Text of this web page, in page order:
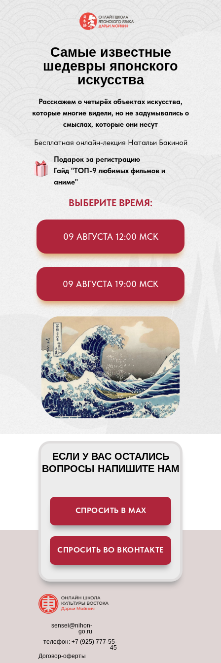
ВЫБЕРИТЕ ВРЕМЯ:
Самые известные
шедевры японского
искусства
Бесплатная онлайн-лекция Натальи Бакиной
09 АВГУСТА 12:00 МСК
Расскажем о четырёх объектах искусства,
которые многие видели, но не задумывались о
смыслах, которые они несут
Подарок за регистрацию
Гайд "ТОП-9 любимых фильмов и
аниме"
09 АВГУСТА 19:00 МСК
СПРОСИТЬ В МАХ
ЕСЛИ У ВАС ОСТАЛИСЬ
ВОПРОСЫ НАПИШИТЕ НАМ
СПРОСИТЬ ВО ВКОНТАКТЕ
sensei@nihon-
go.ru
телефон: +7 (925) 777-55-
45
Договор-оферты